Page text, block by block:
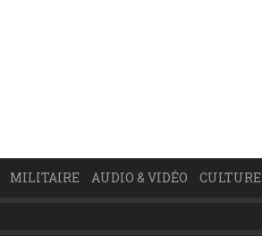
MILITAIRE AUDIO & VIDÉO CULTURE